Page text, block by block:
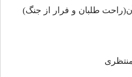
طلبان و فرار از جنگ)
خداوند